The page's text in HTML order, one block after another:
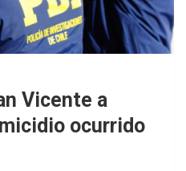
Vicente a
ocurrido